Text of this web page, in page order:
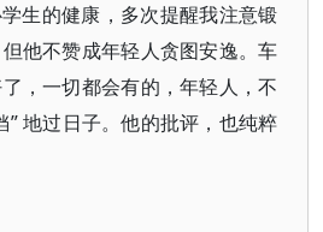
生的健康，多次提醒我注意锻
他不赞成年轻人贪图安逸。车
，一切都会有的，年轻人，不
” 地过日子。他的批评，也纯粹